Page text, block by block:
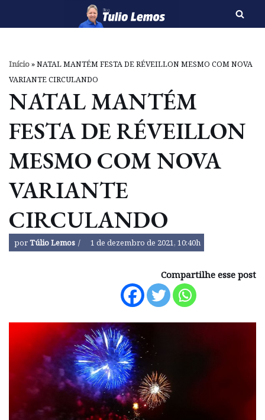
o
conteúdo
Início»NATAL MANTÉM FESTA DE RÉVEILLON MESMO COM NOVA
VARIANTE CIRCULANDO
NATAL MANTÉM
FESTA DE RÉVEILLON
MESMO COM NOVA
VARIANTE
CIRCULANDO
porTúlio Lemos 1 de dezembro de 2021, 10:40h
Compartilhe esse post